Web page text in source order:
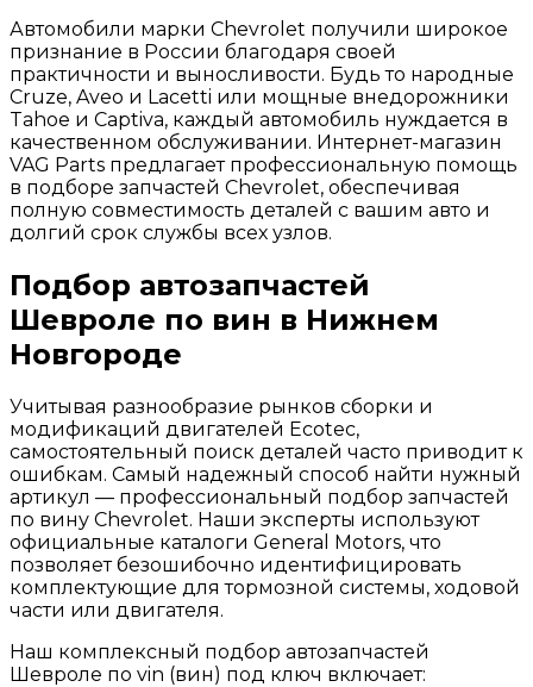
Автомобили марки Chevrolet получили широкое
признание в России благодаря своей
практичности и выносливости. Будь то народные
Cruze, Aveo и Lacetti или мощные внедорожники
Tahoe и Captiva, каждый автомобиль нуждается в
качественном обслуживании. Интернет-магазин
VAG Parts предлагает профессиональную помощь
в подборе запчастей Chevrolet, обеспечивая
полную совместимость деталей с вашим авто и
долгий срок службы всех узлов.
Подбор автозапчастей
Шевроле по вин в Нижнем
Новгороде
Учитывая разнообразие рынков сборки и
модификаций двигателей Ecotec,
самостоятельный поиск деталей часто приводит к
ошибкам. Самый надежный способ найти нужный
артикул — профессиональный подбор запчастей
по вину Chevrolet. Наши эксперты используют
официальные каталоги General Motors, что
позволяет безошибочно идентифицировать
комплектующие для тормозной системы, ходовой
части или двигателя.
Наш комплексный подбор автозапчастей
Шевроле по vin (вин) под ключ включает: